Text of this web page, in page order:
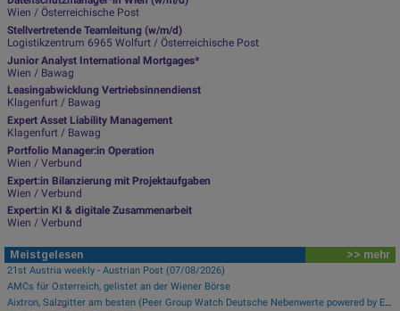
Wien / Österreichische Post
Stellvertretende Teamleitung (w/m/d)
Logistikzentrum 6965 Wolfurt / Österreichische Post
Junior Analyst International Mortgages*
Wien / Bawag
Leasingabwicklung Vertriebsinnendienst
Klagenfurt / Bawag
Expert Asset Liability Management
Klagenfurt / Bawag
Portfolio Manager:in Operation
Wien / Verbund
Expert:in Bilanzierung mit Projektaufgaben
Wien / Verbund
Expert:in KI & digitale Zusammenarbeit
Wien / Verbund
Meistgelesen >> mehr
21st Austria weekly - Austrian Post (07/08/2026)
AMCs für Österreich, gelistet an der Wiener Börse
Aixtron, Salzgitter am besten (Peer Group Watch Deutsche Nebenwerte powered by Erste Group)